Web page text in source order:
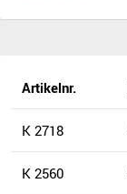
Artikelnr.
K 2718
K 2560